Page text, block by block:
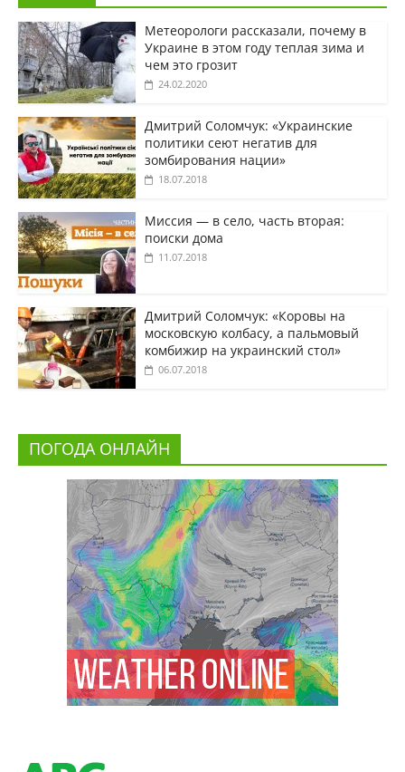
Метеорологи рассказали, почему в
Украине в этом году теплая зима и
чем это грозит
24.02.2020
Дмитрий Соломчук: «Украинские
политики сеют негатив для
зомбирования нации»
18.07.2018
Миссия — в село, часть вторая:
поиски дома
11.07.2018
Дмитрий Соломчук: «Коровы на
московскую колбасу, а пальмовый
комбижир на украинский стол»
06.07.2018
ПОГОДА ОНЛАЙН